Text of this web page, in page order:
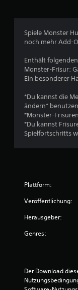
Spiele Monster
noch mehr Add-
Enthält
Monster-Frisur:
Ein besonderer
*Du kannst die
ändern“
*Monster-
*Du kannst
Spielfortschritts
Plattform:
Veröffentlichung:
Herausgeber:
Genres:
Der Download